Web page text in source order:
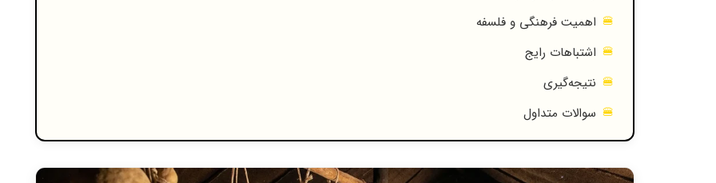
اهمیت فرهنگی و فلسفه
اشتباهات رایج
نتیجه‌گیری
سوالات متداول